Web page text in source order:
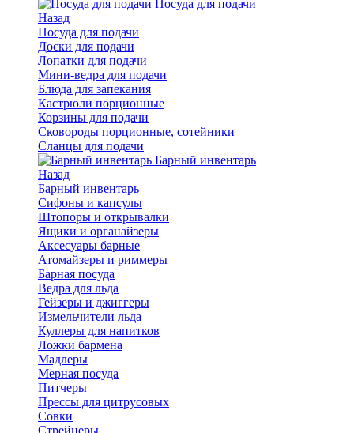
Посуда для подачи
Назад
Посуда для подачи
Доски для подачи
Лопатки для подачи
Мини-ведра для подачи
Блюда для запекания
Кастрюли порционные
Корзины для подачи
Сковороды порционные, сотейники
Сланцы для подачи
Барный инвентарь
Назад
Барный инвентарь
Сифоны и капсулы
Штопоры и открывалки
Ящики и органайзеры
Аксесуары барные
Атомайзеры и риммеры
Барная посуда
Ведра для льда
Гейзеры и джиггеры
Измельчители льда
Куллеры для напитков
Ложки бармена
Мадлеры
Мерная посуда
Питчеры
Прессы для цитрусовых
Совки
Стрейнеры